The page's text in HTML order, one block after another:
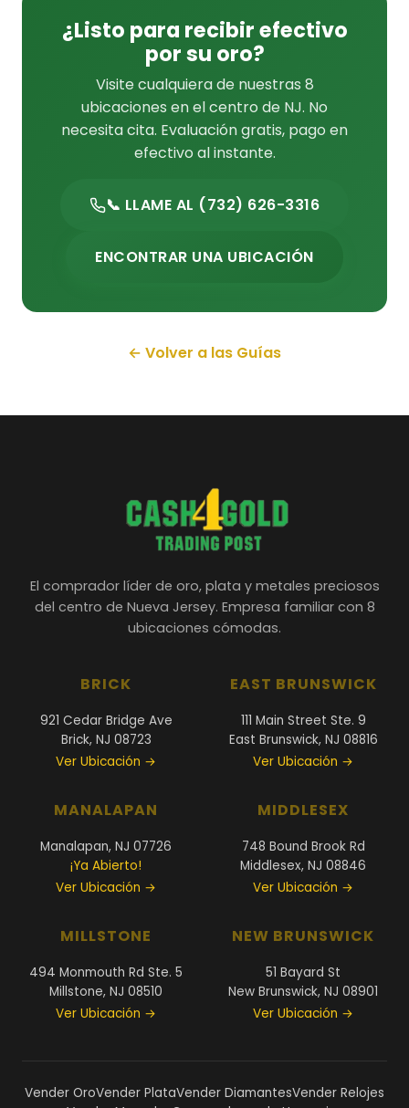
¿Listo para recibir efectivo
por su oro?
Visite cualquiera de nuestras 8
ubicaciones en el centro de NJ. No
necesita cita. Evaluación gratis, pago en
efectivo al instante.
📞 LLAME AL (732) 626-3316
ENCONTRAR UNA UBICACIÓN
← Volver a las Guías
El comprador líder de oro, plata y metales preciosos
del centro de Nueva Jersey. Empresa familiar con 8
ubicaciones cómodas.
BRICK
921 Cedar Bridge Ave
Brick, NJ 08723
Ver Ubicación →
EAST BRUNSWICK
111 Main Street Ste. 9
East Brunswick, NJ 08816
Ver Ubicación →
MANALAPAN
Manalapan, NJ 07726
¡Ya Abierto!
Ver Ubicación →
MIDDLESEX
748 Bound Brook Rd
Middlesex, NJ 08846
Ver Ubicación →
MILLSTONE
494 Monmouth Rd Ste. 5
Millstone, NJ 08510
Ver Ubicación →
NEW BRUNSWICK
51 Bayard St
New Brunswick, NJ 08901
Ver Ubicación →
Vender OroVender PlataVender DiamantesVender Relojes